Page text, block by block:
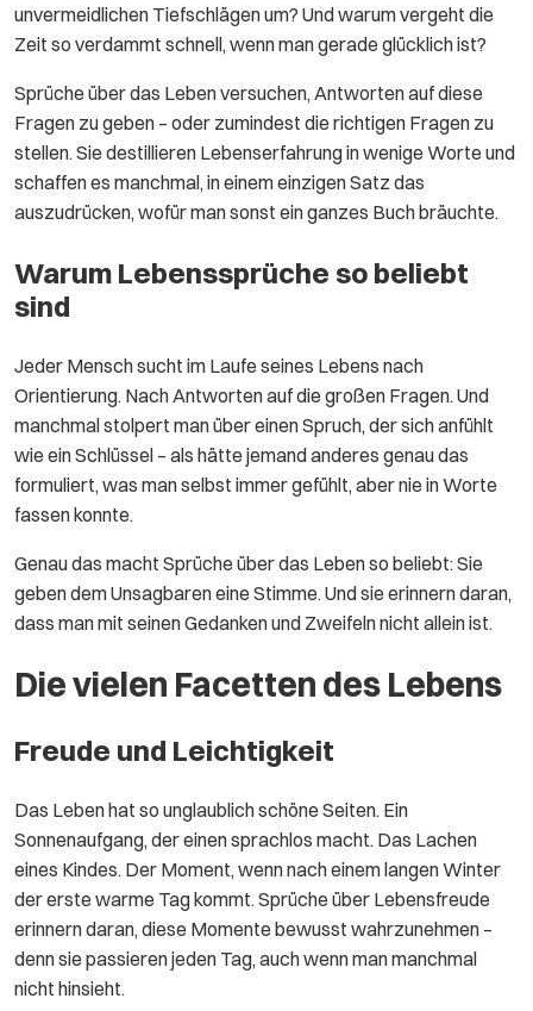
unvermeidlichen Tiefschlägen um? Und warum vergeht die
Zeit so verdammt schnell, wenn man gerade glücklich ist?
Sprüche über das Leben versuchen, Antworten auf diese
Fragen zu geben – oder zumindest die richtigen Fragen zu
stellen. Sie destillieren Lebenserfahrung in wenige Worte und
schaffen es manchmal, in einem einzigen Satz das
auszudrücken, wofür man sonst ein ganzes Buch bräuchte.
Warum Lebenssprüche so beliebt
sind
Jeder Mensch sucht im Laufe seines Lebens nach
Orientierung. Nach Antworten auf die großen Fragen. Und
manchmal stolpert man über einen Spruch, der sich anfühlt
wie ein Schlüssel – als hätte jemand anderes genau das
formuliert, was man selbst immer gefühlt, aber nie in Worte
fassen konnte.
Genau das macht Sprüche über das Leben so beliebt: Sie
geben dem Unsagbaren eine Stimme. Und sie erinnern daran,
dass man mit seinen Gedanken und Zweifeln nicht allein ist.
Die vielen Facetten des Lebens
Freude und Leichtigkeit
Das Leben hat so unglaublich schöne Seiten. Ein
Sonnenaufgang, der einen sprachlos macht. Das Lachen
eines Kindes. Der Moment, wenn nach einem langen Winter
der erste warme Tag kommt. Sprüche über Lebensfreude
erinnern daran, diese Momente bewusst wahrzunehmen –
denn sie passieren jeden Tag, auch wenn man manchmal
nicht hinsieht.